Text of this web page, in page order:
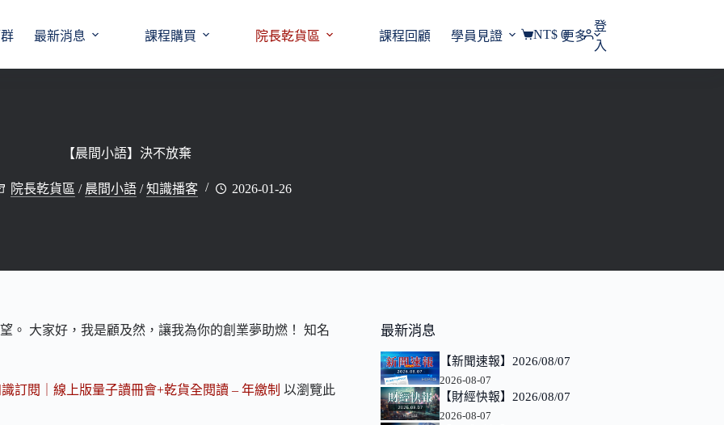
最新消息 課程購買 院長乾貨區 課程回顧 學員見證 更多
購
NT$0
登
入
【晨間小語】決不放棄
院長乾貨區 / 晨間小語/知識播客 2026-01-26
。 大家好，我是顧及然，讓我為你的創業夢助燃！ 知名
訂閱｜線上版量子讀冊會+乾貨全閱讀 – 年繳制 以瀏覽此
最新消息
【新聞速報】2026/08/07
2026-08-07
【財經快報】2026/08/07
2026-08-07